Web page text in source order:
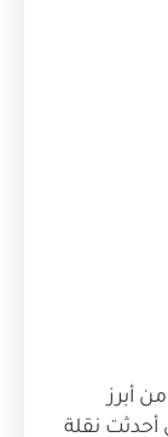
أبرز
أحدثت نقلة